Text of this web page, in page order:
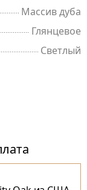
Массив дуба
Глянцевое
Светлый